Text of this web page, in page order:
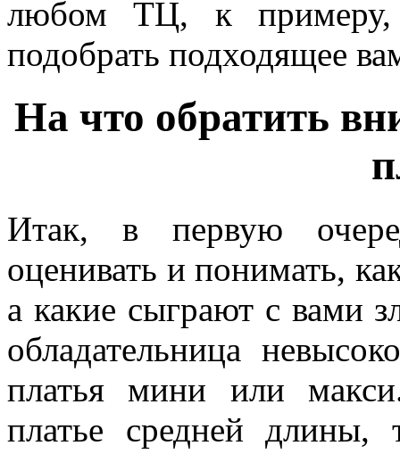
любом ТЦ, к
подобрать подходящее
На что обратить
Итак, в первую
оценивать и понимать,
а какие сыграют с вами
обладательница
платья мини или
платье средней длины,